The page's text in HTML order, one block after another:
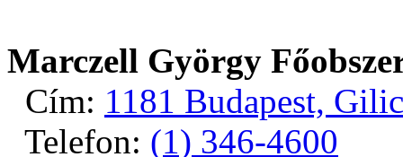
Marczell György
Cím: 1181 Budapest,
Telefon: (1) 346-4600